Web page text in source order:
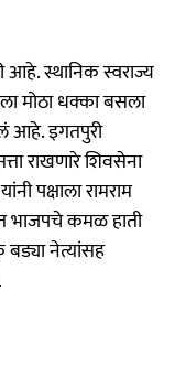
आहे. स्थानिक स्वराज्य
मोठा धक्का बसला
आहे. इगतपुरी
राखणारे शिवसेना
पक्षाला रामराम
भाजपचे कमळ हाती
नेत्यांसह